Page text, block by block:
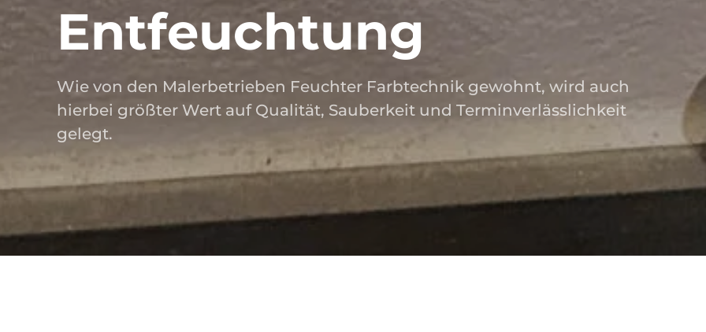
Entfeuchtung
Wie von den Malerbetrieben Feuchter Farbtechnik gewohnt, wird auch
hierbei größter Wert auf Qualität, Sauberkeit und Terminverlässlichkeit
gelegt.